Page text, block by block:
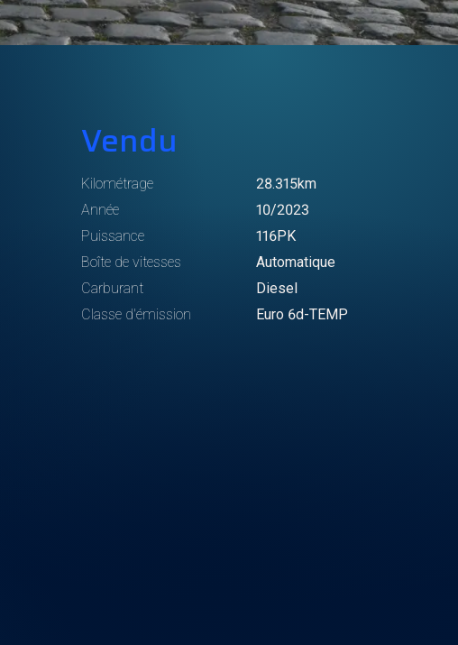
Vendu
Kilométrage
28.315km
Année
10/2023
Puissance
116PK
Boîte de vitesses
Automatique
Carburant
Diesel
Classe d'émission
Euro 6d-TEMP